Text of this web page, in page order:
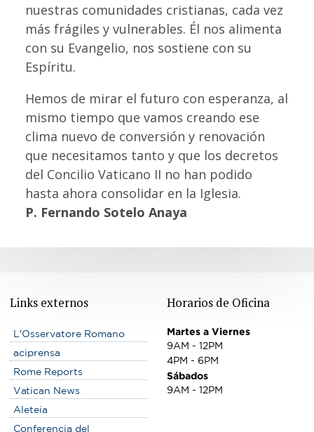
nuestras comunidades cristianas, cada vez
más frágiles y vulnerables. Él nos alimenta
con su Evangelio, nos sostiene con su
Espíritu.
Hemos de mirar el futuro con esperanza, al
mismo tiempo que vamos creando ese
clima nuevo de conversión y renovación
que necesitamos tanto y que los decretos
del Concilio Vaticano II no han podido
hasta ahora consolidar en la Iglesia.
P. Fernando Sotelo Anaya
Links externos
L'Osservatore Romano
aciprensa
Rome Reports
Vatican News
Aleteia
Conferencia del
Horarios de Oficina
Martes a Viernes
9AM - 12PM
4PM - 6PM
Sábados
9AM - 12PM